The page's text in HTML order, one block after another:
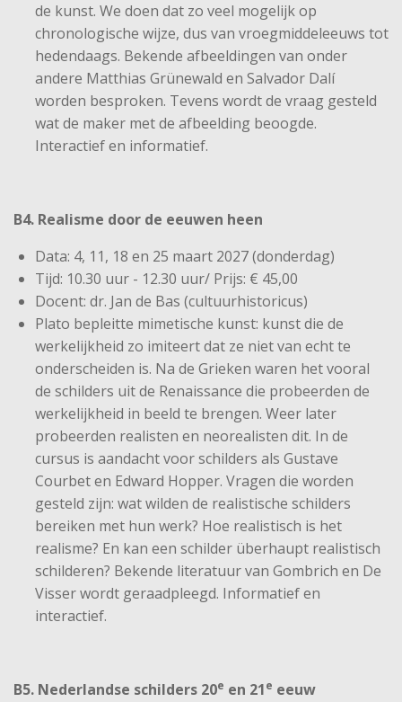
de kunst. We doen dat zo veel mogelijk op
chronologische wijze, dus van vroegmiddeleeuws tot
hedendaags. Bekende afbeeldingen van onder
andere Matthias Grünewald en Salvador Dalí
worden besproken. Tevens wordt de vraag gesteld
wat de maker met de afbeelding beoogde.
Interactief en informatief.
B4. Realisme door de eeuwen heen
Data: 4, 11, 18 en 25 maart 2027 (donderdag)
Tijd: 10.30 uur - 12.30 uur/ Prijs: € 45,00
Docent: dr. Jan de Bas (cultuurhistoricus)
Plato bepleitte mimetische kunst: kunst die de
werkelijkheid zo imiteert dat ze niet van echt te
onderscheiden is. Na de Grieken waren het vooral
de schilders uit de Renaissance die probeerden de
werkelijkheid in beeld te brengen. Weer later
probeerden realisten en neorealisten dit. In de
cursus is aandacht voor schilders als Gustave
Courbet en Edward Hopper. Vragen die worden
gesteld zijn: wat wilden de realistische schilders
bereiken met hun werk? Hoe realistisch is het
realisme? En kan een schilder überhaupt realistisch
schilderen? Bekende literatuur van Gombrich en De
Visser wordt geraadpleegd. Informatief en
interactief.
B5. Nederlandse schilders 20e en 21e eeuw